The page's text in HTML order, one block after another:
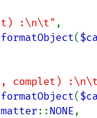
:\n\t" ,
formatObject(
complet)
formatObject(
::NONE,